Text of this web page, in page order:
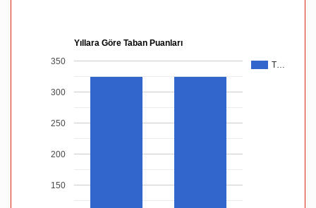
Yıllara Göre Taban Puanları
T…
150
200
250
300
350